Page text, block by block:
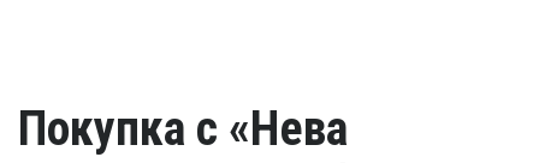
Покупка с «Нева